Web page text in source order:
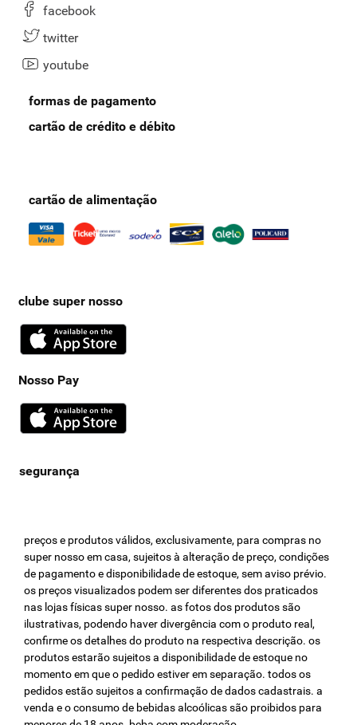
facebook
twitter
youtube
formas de pagamento
cartão de crédito e débito
cartão de alimentação
clube super nosso
Nosso Pay
preços e produtos válidos, exclusivamente, para compras no
super nosso em casa, sujeitos à alteração de preço, condições
de pagamento e disponibilidade de estoque, sem aviso prévio.
os preços visualizados podem ser diferentes dos praticados
nas lojas físicas super nosso. as fotos dos produtos são
ilustrativas, podendo haver divergência com o produto real,
confirme os detalhes do produto na respectiva descrição. os
produtos estarão sujeitos a disponibilidade de estoque no
momento em que o pedido estiver em separação. todos os
pedidos estão sujeitos a confirmação de dados cadastrais. a
venda e o consumo de bebidas alcoólicas são proibidos para